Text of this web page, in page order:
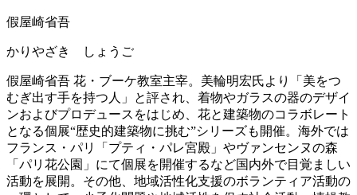
假屋崎省吾
かりやざき しょうご
假屋崎省吾 花・ブーケ教室主宰。美輪明宏氏より「美をつ
むぎ出す手を持つ人」と評され、着物やガラスの器のデザイ
ンおよびプロデュースをはじめ、花と建築物のコラボレート
となる個展“歴史的建築物に挑む”シリーズも開催。海外では
フランス・パリ「プティ・パレ宮殿」やヴァンセンヌの森
「パリ花公園」にて個展を開催するなど国内外で目覚ましい
活動を展開。その他、地域活性化支援のボランティア活動の